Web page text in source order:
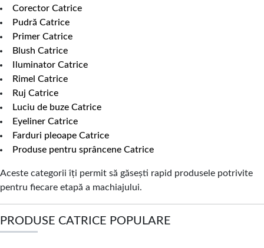
Corector Catrice
Pudră Catrice
Primer Catrice
Blush Catrice
Iluminator Catrice
Rimel Catrice
Ruj Catrice
Luciu de buze Catrice
Eyeliner Catrice
Farduri pleoape Catrice
Produse pentru sprâncene Catrice
Aceste categorii îți permit să găsești rapid produsele potrivite
pentru fiecare etapă a machiajului.
PRODUSE CATRICE POPULARE